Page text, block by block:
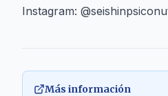
Instagram:
Más información